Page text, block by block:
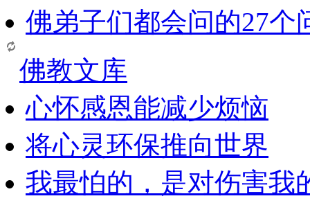
佛弟子们都会问的27个
佛教文库
心怀感恩能减少烦恼
将心灵环保推向世界
我最怕的，是对伤害我